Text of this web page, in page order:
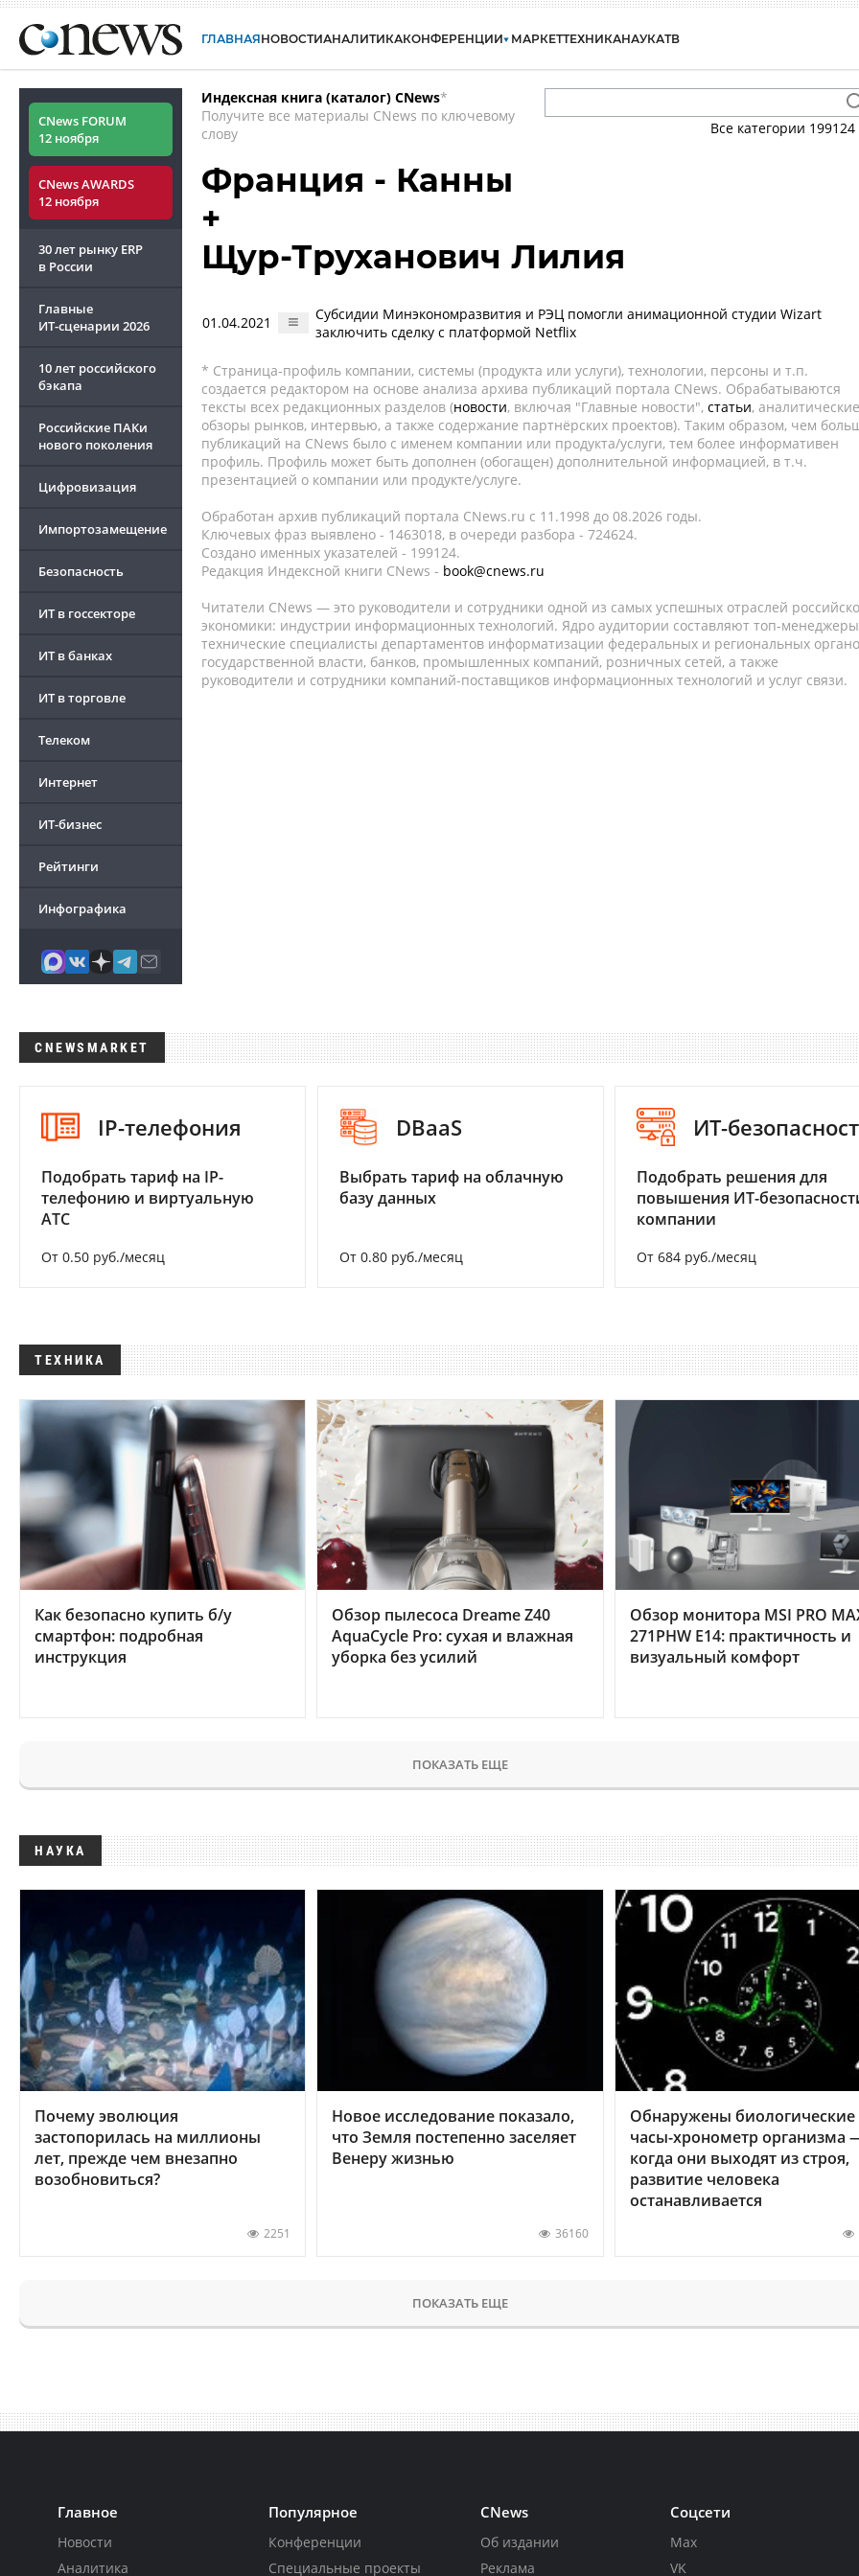
ГЛАВНАЯНОВОСТИАНАЛИТИКАКОНФЕРЕНЦИИ МАРКЕТТЕХНИКАНАУКАТВ
CNews FORUM
12 ноября
CNews AWARDS
12 ноября
30 лет рынку ERP
в России
Главные
ИТ-сценарии 2026
10 лет российского
бэкапа
Российские ПАКи
нового поколения
Цифровизация
Импортозамещение
Безопасность
ИТ в госсекторе
ИТ в банках
ИТ в торговле
Телеком
Интернет
ИТ-бизнес
Рейтинги
Инфографика
Индексная книга (каталог) CNews*
Получите все материалы CNews по ключевому
слову
Все категории 199124
Франция - Канны
+
Щур-Труханович Лилия
01.04.2021
Субсидии Минэкономразвития и РЭЦ помогли анимационной студии Wizart
заключить сделку с платформой Netflix
* Страница-профиль компании, системы (продукта или услуги), технологии, персоны и т.п.
создается редактором на основе анализа архива публикаций портала CNews. Обрабатываются
тексты всех редакционных разделов (новости, включая "Главные новости", статьи, аналитические
обзоры рынков, интервью, а также содержание партнёрских проектов). Таким образом, чем
публикаций на CNews было с именем компании или продукта/услуги, тем более информативен
профиль. Профиль может быть дополнен (обогащен) дополнительной информацией, в т.ч.
презентацией о компании или продукте/услуге.
Обработан архив публикаций портала CNews.ru c 11.1998 до 08.2026 годы.
Ключевых фраз выявлено - 1463018, в очереди разбора - 724624.
Создано именных указателей - 199124.
Редакция Индексной книги CNews - book@cnews.ru
Читатели CNews — это руководители и сотрудники одной из самых успешных отраслей
экономики: индустрии информационных технологий. Ядро аудитории составляют топ-
технические специалисты департаментов информатизации федеральных и региональных
государственной власти, банков, промышленных компаний, розничных сетей, а также
руководители и сотрудники компаний-поставщиков информационных технологий и услуг связи.
CNEWSMARKET
IP-телефония
Подобрать тариф на IP-
телефонию и виртуальную
АТС
От 0.50 руб./месяц
DBaaS
Выбрать тариф на облачную
базу данных
От 0.80 руб./месяц
ИТ-
Подобрать решения для
повышения ИТ-
компании
От 684 руб./месяц
ТЕХНИКА
Как безопасно купить б/у
смартфон: подробная
инструкция
Обзор пылесоса Dreame Z40
AquaCycle Pro: сухая и влажная
уборка без усилий
Обзор монитора MSI PRO
271PHW E14: практичность и
визуальный комфорт
ПОКАЗАТЬ ЕЩЕ
НАУКА
Почему эволюция
застопорилась на миллионы
лет, прежде чем внезапно
возобновиться?
2251
Новое исследование показало,
что Земля постепенно заселяет
Венеру жизнью
36160
Обнаружены биологические
часы-хронометр организма
когда они выходят из строя,
развитие человека
останавливается
ПОКАЗАТЬ ЕЩЕ
Главное
Новости
Аналитика
Популярное
Конференции
Специальные проекты
CNews
Об издании
Реклама
Соцсети
Max
VK